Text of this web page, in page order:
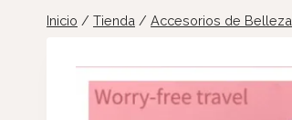
Inicio / Tienda / Accesorios de Belleza